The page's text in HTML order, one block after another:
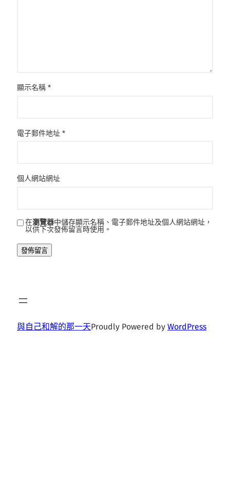
顯示名稱 *
電子郵件地址 *
個人網站網址
在瀏覽器中儲存顯示名稱、電子郵件地址及個人網站網址，
以供下次發佈留言時使用。
與自己和解的那一天Proudly Powered by WordPress